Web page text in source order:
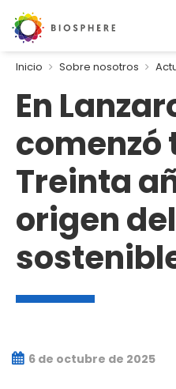
Inicio Sobre nosotros
En
comenzó
Treinta
origen
6 de octubre de 2025